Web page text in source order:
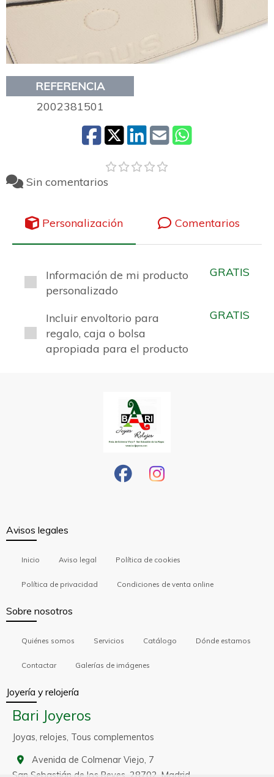
REFERENCIA
2002381501
Sin comentarios
Personalización Comentarios
Información de mi producto
personalizado
GRATIS
Incluir envoltorio para
regalo, caja o bolsa
apropiada para el producto
GRATIS
Avisos legales
Inicio Aviso legal Política de cookies
Política de privacidad Condiciones de venta online
Sobre nosotros
Quiénes somos Servicios Catálogo Dónde estamos
Contactar Galerías de imágenes
Joyería y relojería
Bari Joyeros
Joyas, relojes, Tous complementos
Avenida de Colmenar Viejo, 7